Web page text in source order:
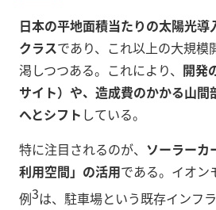
日本の平地面積当たりの太陽光
クラスであり、これ以上の大規模
渇しつつある。これにより、 開発
サイト）や、造成費のかかる山間
へとシフト している。
特に注目されるのが、 ソーラーカ
利用空間」の活用である。イオン
例3は、駐車場という既存インフ